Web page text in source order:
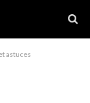
astuces